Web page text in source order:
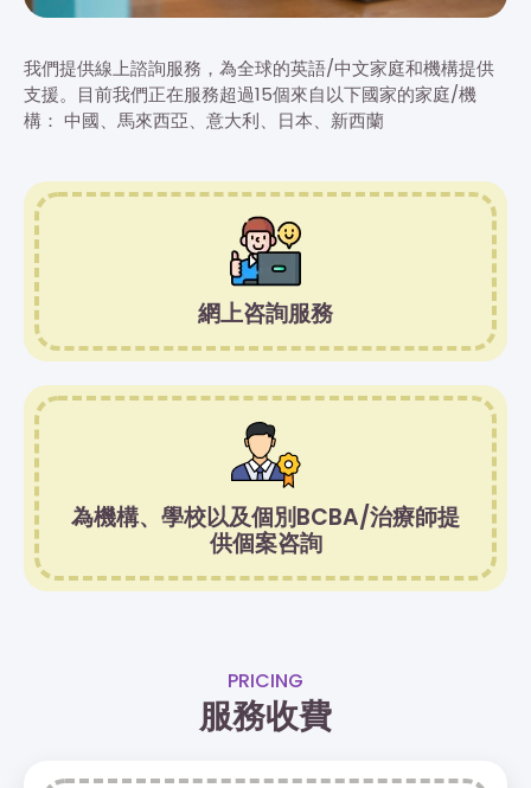
我們提供線上諮詢服務，為全球的英語/中文家庭和機構提供
支援。目前我們正在服務超過15個來自以下國家的家庭/機
構： 中國、馬來西亞、意大利、日本、新西蘭
網上咨詢服務
為機構、學校以及個別BCBA/治療師提
供個案咨詢
PRICING
服務收費